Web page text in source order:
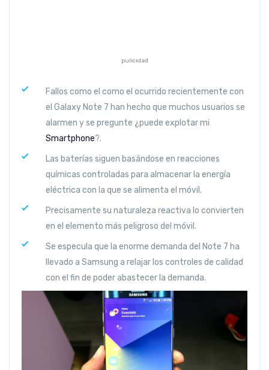
pulicidad
Fallos como el como el ocurrido recientemente con
el Galaxy Note 7 han hecho que muchos usuarios se
alarmen y se pregunte ¿puede explotar mi
Smartphone?.
Las baterías siguen basándose en reacciones
químicas controladas para almacenar la energía
eléctrica con la que se alimenta el móvil.
Precisamente su naturaleza reactiva lo convierten
en el elemento más peligroso del móvil.
Se especula que la enorme demanda del Note 7 ha
llevado a Samsung a relajar los controles de calidad
con el fin de poder abastecer la demanda.